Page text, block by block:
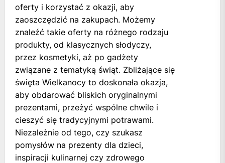
oferty i korzystać z okazji, aby
zaoszczędzić na zakupach. Możemy
znaleźć takie oferty na różnego rodzaju
produkty, od klasycznych słodyczy,
przez kosmetyki, aż po gadżety
związane z tematyką świąt. Zbliżające się
święta Wielkanocy to doskonała okazja,
aby obdarować bliskich oryginalnymi
prezentami, przeżyć wspólne chwile i
cieszyć się tradycyjnymi potrawami.
Niezależnie od tego, czy szukasz
pomysłów na prezenty dla dzieci,
inspiracji kulinarnej czy zdrowego